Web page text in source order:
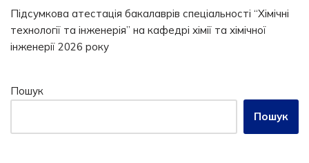
Підсумкова атестація бакалаврів спеціальності “Хімічні
технології та інженерія” на кафедрі хімії та хімічної
інженерії 2026 року
Пошук
Пошук